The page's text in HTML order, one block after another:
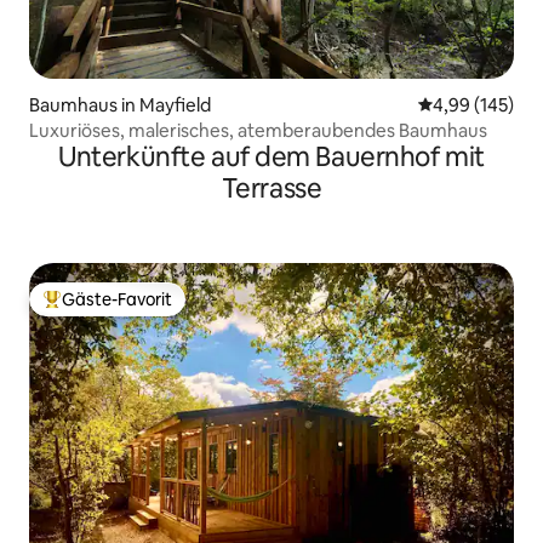
Baumhaus in Mayfield
4,99 (145)
Luxuriöses, malerisches, atemberaubendes Baumhaus
Unterkünfte auf dem Bauernhof mit
Terrasse
Beliebter Gäste-Favorit.
Gäste-Favorit